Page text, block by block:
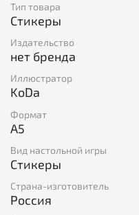
Тип товара
Стикеры
Издательство
нет бренда
Иллюстратор
KoDa
Формат
A5
Вид настольной игры
Стикеры
Страна-изготовитель
Россия